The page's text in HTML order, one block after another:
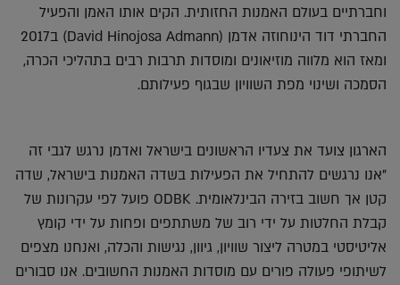
וחברתיים בעולם האמנות החזותית. הקים אותו האמן והפעיל
החברתי דוד הינוחוזה אדמן (David Hinojosa Admann) ב2017
ומאז הוא מלווה מוזיאונים ומוסדות תרבות רבים בתהליכי הכרה,
הסמכה ושינוי מפת השוויון שבגוף פעילותם.
הארגון צועד את צעדיו הראשונים בישראל ואדמן נרגש לגבי זה
"אנו נרגשים להתחיל את הפעילות בשדה האמנות בישראל, שדה
קטן אך חשוב בזירה הבינלאומית. ODBK פועל לפי עקרונות של
קבלת החלטות על ידי רוב של משתתפים ופחות על ידי קומץ
אליטיסטי במטרה ליצור שוויון, גיוון, נגישות והכלה, ואנחנו מצפים
לשיתופי פעולה פורים עם מוסדות האמנות החשובים. אנו סבורים